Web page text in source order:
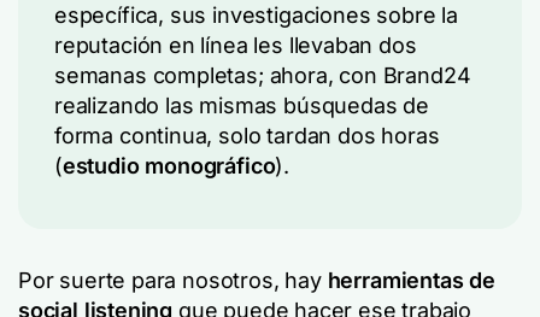
específica, sus investigaciones sobre la
reputación en línea les llevaban dos
semanas completas; ahora, con Brand24
realizando las mismas búsquedas de
forma continua, solo tardan dos horas
(estudio monográfico).
Por suerte para nosotros, hay herramientas de
social listening que puede hacer ese trabajo